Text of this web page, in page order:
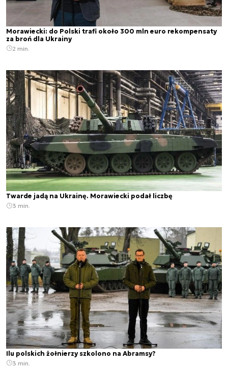
Morawiecki: do Polski trafi około 300 mln euro rekompensaty
za broń dla Ukrainy
2 min.
Twarde jadą na Ukrainę. Morawiecki podał liczbę
3 min.
Ilu polskich żołnierzy szkolono na Abramsy?
3 min.